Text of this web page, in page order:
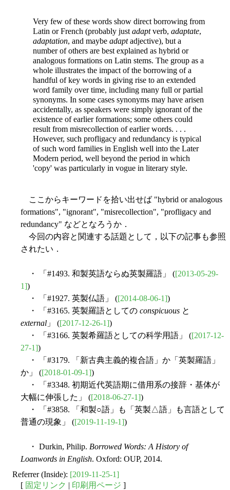
Very few of these words show direct borrowing from
Latin or French (probably just adaptverb, adaptate,
adaptation, and maybe adaptadjective), but a
number of others are best explained as hybrid or
analogous formations on Latin stems. The group as a
whole illustrates the impact of the borrowing of a
handful of key words in giving rise to an extended
word family over time, including many full or partial
synonyms. In some cases synonyms may have arisen
accidentally, as speakers were simply ignorant of the
existence of earlier formations; some others could
result from misrecollection of earlier words. . . .
However, such profligacy and redundancy is typical
of such word families in English well into the Later
Modern period, well beyond the period in which
'copy' was particularly in vogue in literary style.
ここからキーワードを拾い出せば "hybrid or analogous
formations", "ignorant", "misrecollection", "profligacy and
redundancy" などとなろうか．
今回の内容と関連する話題として，以下の記事も参照
されたい．
・ 「#1493. 和製英語ならぬ英製羅語」 ([2013-05-29-
1])
・ 「#1927. 英製仏語」 ([2014-08-06-1])
・ 「#3165. 英製羅語としての conspicuous と
external 」 ([2017-12-26-1])
・ 「#3166. 英製希羅語としての科学用語」 ([2017-12-
27-1])
・ 「#3179. 「新古典主義的複合語」か「英製羅語」
か」 ([2018-01-09-1])
・ 「#3348. 初期近代英語期に借用系の接辞・基体が
大幅に伸張した」 ([2018-06-27-1])
・ 「#3858. 「和製○語」も「英製△語」も言語として
普通の現象」 ([2019-11-19-1])
・ Durkin, Philip. Borrowed Words: A History of
Loanwords in English. Oxford: OUP, 2014.
Referrer (Inside): [2019-11-25-1]
[ 固定リンク | 印刷用ページ ]